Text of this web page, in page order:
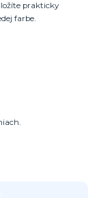
prakticky
farbe.